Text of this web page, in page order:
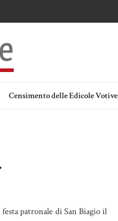
Censimento delle Edicole Votive
patronale di San Biagio il